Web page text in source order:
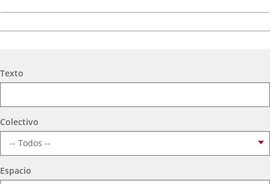
A.T. VIRGEN DE LOS AGUADORES
del
evento
Organizador
de
Concejalía de Participación Ciudadana y Deportes
Programa
Muestras de Teatro Vecinal, Cultura Tradicional y Actividades Culturales y de
Espacio
Centro Cívico Científico José Antonio Valverde
TEATRO PARQUESOL
Mujeres
Búsqueda
Texto
Colectivo
Espacio